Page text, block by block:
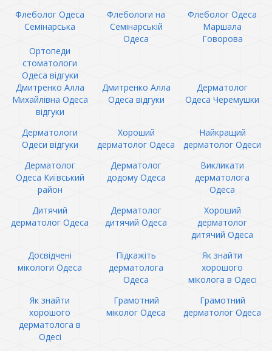
Флеболог Одеса
Семінарська
Флебологи на
Семінарській
Одеса
Флеболог Одеса
Маршала
Говорова
Ортопеди
стоматологи
Одеса відгуки
Дмитренко Алла
Михайлівна Одеса
відгуки
Дмитренко Алла
Одеса відгуки
Дерматолог
Одеса Черемушки
Дерматологи
Одеси відгуки
Хороший
дерматолог Одеса
Найкращий
дерматолог Одеси
Дерматолог
Одеса Київський
район
Дерматолог
додому Одеса
Викликати
дерматолога
Одеса
Дитячий
дерматолог Одеса
Дерматолог
дитячий Одеса
Хороший
дерматолог
дитячий Одеса
Досвідчені
мікологи Одеса
Підкажіть
дерматолога
Одеса
Як знайти
хорошого
міколога в Одесі
Як знайти
хорошого
дерматолога в
Одесі
Грамотний
міколог Одеса
Грамотний
дерматолог Одеса